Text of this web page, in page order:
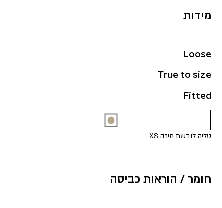
מידות
Loose
True to size
Fitted
טליה לובשת מידה XS
חומר / הוראות כביסה